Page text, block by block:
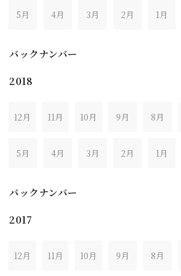
5月 4月 3月 2月 1月
バックナンバー
2018
12月 11月 10月 9月 8月
5月 4月 3月 2月 1月
バックナンバー
2017
12月 11月 10月 9月 8月